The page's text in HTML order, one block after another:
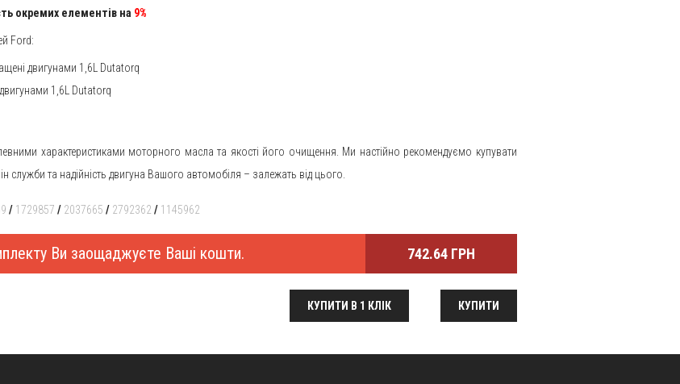
окремих елементів на 9%
Ford:
двигунами 1,6L Dutatorq
1,6L Dutatorq
характеристиками моторного масла та якості його очищення. Ми настійно рекомендуємо купувати
служби та надійність двигуна Вашого автомобіля – залежать від цього.
/ 1729857 / 2037665 / 2792362 / 1145962
Ви заощаджуєте Ваші кошти. 742.64 ГРН
КУПИТИ
КУПИТИ В 1 КЛІК